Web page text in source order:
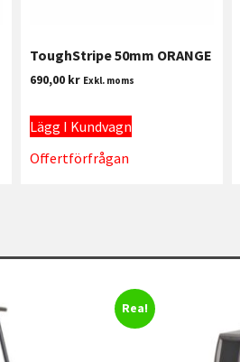
ToughStripe 50mm ORANGE
690,00 kr Exkl. moms
Lägg I Kundvagn
Offertförfrågan
Rea!